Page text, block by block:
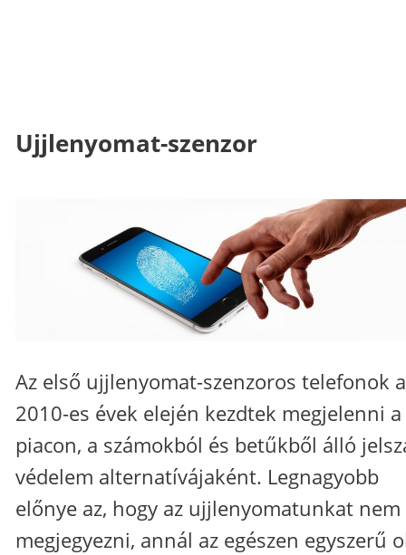
Ujjlenyomat-szenzor
Az első ujjlenyomat-szenzoros telefonok a
2010-es évek elején kezdtek megjelenni a
piacon, a számokból és betűkből álló
védelem alternatívájaként. Legnagyobb
előnye az, hogy az ujjlenyomatunkat
megjegyezni, annál az egészen egyszerű